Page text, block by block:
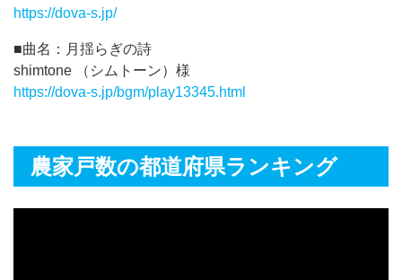
https://dova-s.jp/
■曲名：月揺らぎの詩
shimtone （シムトーン）様
https://dova-s.jp/bgm/play13345.html
農家戸数の都道府県ランキング